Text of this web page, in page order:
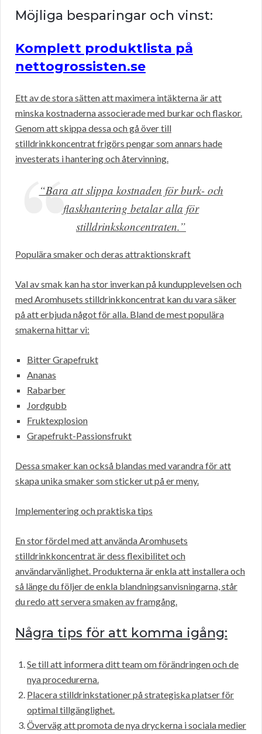
Möjliga besparingar och vinst:
Komplett produktlista på
nettogrossisten.se
Ett av de stora sätten att maximera intäkterna är att
minska kostnaderna associerade med burkar och flaskor.
Genom att skippa dessa och gå över till
stilldrinkkoncentrat frigörs pengar som annars hade
investerats i hantering och återvinning.
“Bara att slippa kostnaden för burk- och
flaskhantering betalar alla för
stilldrinkskoncentraten.”
Populära smaker och deras attraktionskraft
Val av smak kan ha stor inverkan på kundupplevelsen och
med Aromhusets stilldrinkkoncentrat kan du vara säker
på att erbjuda något för alla. Bland de mest populära
smakerna hittar vi:
Bitter Grapefrukt
Ananas
Rabarber
Jordgubb
Fruktexplosion
Grapefrukt-Passionsfrukt
Dessa smaker kan också blandas med varandra för att
skapa unika smaker som sticker ut på er meny.
Implementering och praktiska tips
En stor fördel med att använda Aromhusets
stilldrinkkoncentrat är dess flexibilitet och
användarvänlighet. Produkterna är enkla att installera och
så länge du följer de enkla blandningsanvisningarna, står
du redo att servera smaken av framgång.
Några tips för att komma igång:
Se till att informera ditt team om förändringen och de
nya procedurerna.
Placera stilldrinkstationer på strategiska platser för
optimal tillgänglighet.
Överväg att promota de nya dryckerna i sociala medier